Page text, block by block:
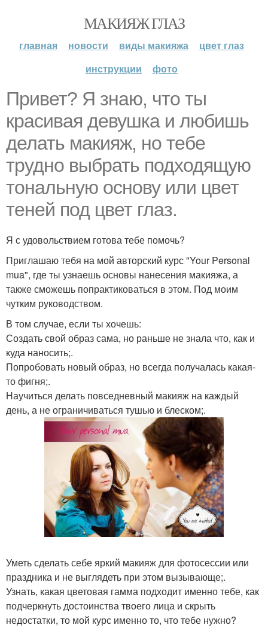
МАКИЯЖ ГЛАЗ
главная новости виды макияжа
цвет глаз
инструкции
фото
Привет? Я знаю, что ты
красивая девушка и любишь
делать макияж, но тебе
трудно выбрать подходящую
тональную основу или цвет
теней под цвет глаз.
Я с удовольствием готова тебе помочь?
Приглашаю тебя на мой авторский курс "Your Personal
mua", где ты узнаешь основы нанесения макияжа, а
также сможешь попрактиковаться в этом. Под моим
чутким руководством.
В том случае, если ты хочешь:
Создать свой образ сама, но раньше не знала что, как и
куда наносить;.
Попробовать новый образ, но всегда получалась какая-
то фигня;.
Научиться делать повседневный макияж на каждый
день, а не ограничиваться тушью и блеском;.
Уметь сделать себе яркий макияж для фотосессии или
праздника и не выглядеть при этом вызывающе;.
Узнать, какая цветовая гамма подходит именно тебе, как
подчеркнуть достоинства твоего лица и скрыть
недостатки, то мой курс именно то, что тебе нужно?